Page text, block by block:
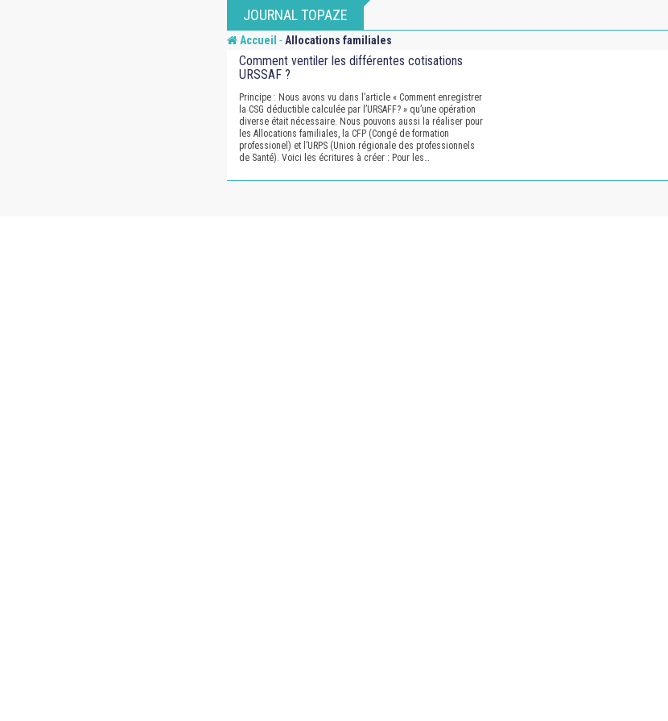
JOURNAL TOPAZE
Accueil -Allocations familiales
Comment ventiler les différentes cotisations
URSSAF ?
Principe : Nous avons vu dans l’article « Comment enregistrer
la CSG déductible calculée par l’URSAFF? » qu’une opération
diverse était nécessaire. Nous pouvons aussi la réaliser pour
les Allocations familiales, la CFP (Congé de formation
professionel) et l’URPS (Union régionale des professionnels
de Santé). Voici les écritures à créer : Pour les…